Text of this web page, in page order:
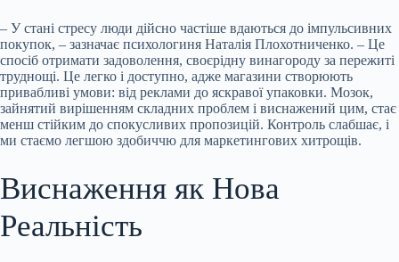
– У стані стресу люди дійсно частіше вдаються до імпульсивних
покупок, – зазначає психологиня Наталія Плохотниченко. – Це
спосіб отримати задоволення, своєрідну винагороду за пережиті
труднощі. Це легко і доступно, адже магазини створюють
привабливі умови: від реклами до яскравої упаковки. Мозок,
зайнятий вирішенням складних проблем і виснажений цим, стає
менш стійким до спокусливих пропозицій. Контроль слабшає, і
ми стаємо легшою здобиччю для маркетингових хитрощів.
Виснаження як Нова
Реальність